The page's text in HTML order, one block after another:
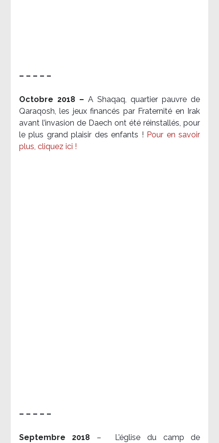
– – – – –
Octobre 2018 – A Shaqaq, quartier pauvre de
Qaraqosh, les jeux financés par Fraternité en Irak​
avant l’invasion de Daech ont été réinstallés, pour
le plus grand plaisir des enfants ! Pour en savoir
plus, cliquez ici !
– – – – –
Septembre 2018 –
L’église du camp de